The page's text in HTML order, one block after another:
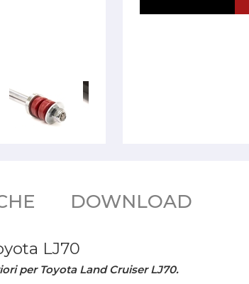
DOWNLOAD
LJ70
per Toyota Land Cruiser LJ70.